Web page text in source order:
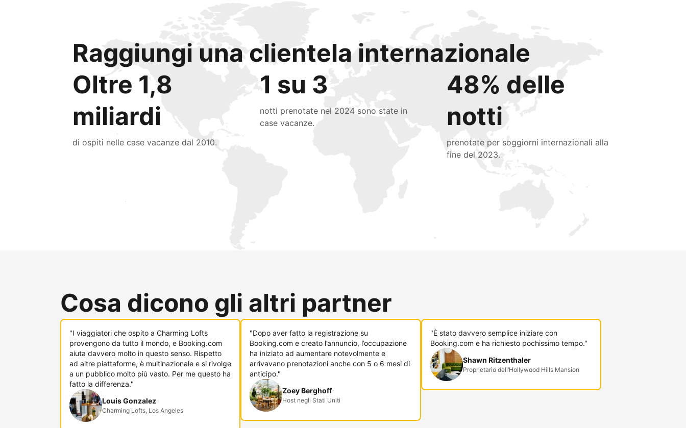
Raggiungi una clientela internazionale
Oltre 1,8
miliardi
di ospiti nelle case vacanze dal 2010.
1 su 3
notti prenotate nel 2024 sono state in
case vacanze.
48% delle
notti
prenotate per soggiorni internazionali alla
fine del 2023.
Raggiungi subito nuovi ospiti
Cosa dicono gli altri partner
"I viaggiatori che ospito a Charming Lofts
provengono da tutto il mondo, e Booking.com
aiuta davvero molto in questo senso. Rispetto
ad altre piattaforme, è multinazionale e si rivolge
a un pubblico molto più vasto. Per me questo ha
fatto la differenza."
Louis Gonzalez
Charming Lofts, Los Angeles
"Dopo aver fatto la registrazione su
Booking.com e creato l’annuncio, l’occupazione
ha iniziato ad aumentare notevolmente e
arrivavano prenotazioni anche con 5 o 6 mesi di
anticipo."
Zoey Berghoff
Host negli Stati Uniti
"È stato davvero semplice iniziare con
Booking.com e ha richiesto pochissimo tempo."
Shawn Ritzenthaler
Proprietario dell’Hollywood Hills Mansion